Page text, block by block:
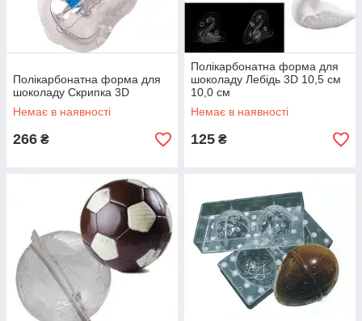
Полікарбонатна форма для
шоколаду Скрипка 3D
Немає в наявності
266 ₴
Полікарбонатна форма для
шоколаду Лебідь 3D 10,5 см
10,0 см
Немає в наявності
125 ₴